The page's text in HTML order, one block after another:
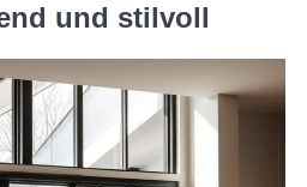
und stilvoll